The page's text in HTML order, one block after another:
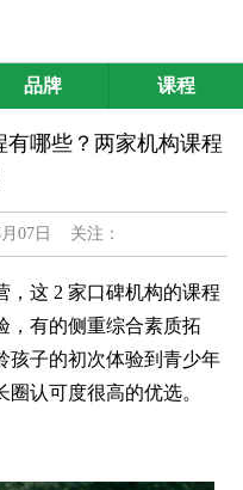
品牌 课程
哪些？两家机构课程
07日 关注：
，这 2 家口碑机构的课程
，有的侧重综合素质拓
孩子的初次体验到青少年
认可度很高的优选。